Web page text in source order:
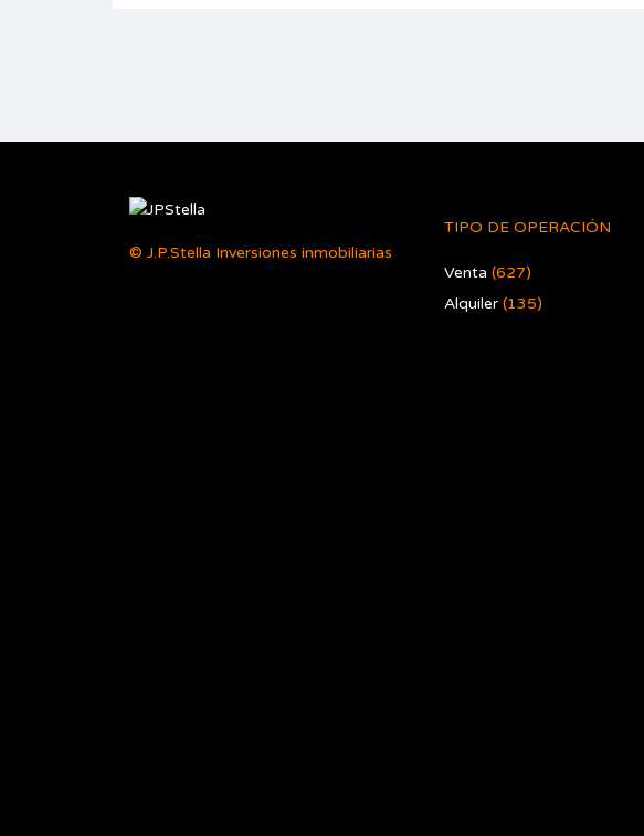
© J.P.Stella Inversiones inmobiliarias
TIPO DE OPERACIÓN
Venta (627)
Alquiler (135)